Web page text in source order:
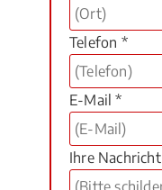
Telefon *
E-Mail *
Ihre Nachricht